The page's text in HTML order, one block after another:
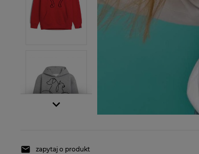
zapytaj o produkt